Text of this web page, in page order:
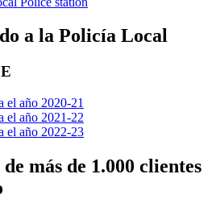
a la Policía Local
el año 2020-21
el año 2021-22
el año 2022-23
más de 1.000 clientes